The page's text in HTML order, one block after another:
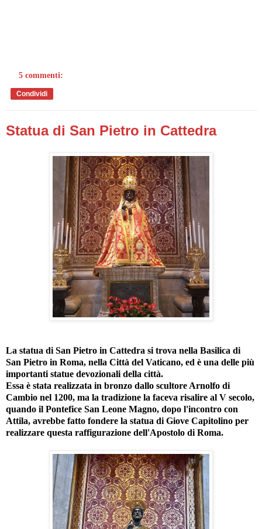
5 commenti:
Condividi
Statua di San Pietro in Cattedra
La statua di San Pietro in Cattedra si trova nella Basilica di
San Pietro in Roma, nella Città del Vaticano, ed è una delle più
importanti statue devozionali della città.
Essa è stata realizzata in bronzo dallo scultore Arnolfo di
Cambio nel 1200, ma la tradizione la faceva risalire al V secolo,
quando il Pontefice San Leone Magno, dopo l'incontro con
Attila, avrebbe fatto fondere la statua di Giove Capitolino per
realizzare questa raffigurazione dell'Apostolo di Roma.